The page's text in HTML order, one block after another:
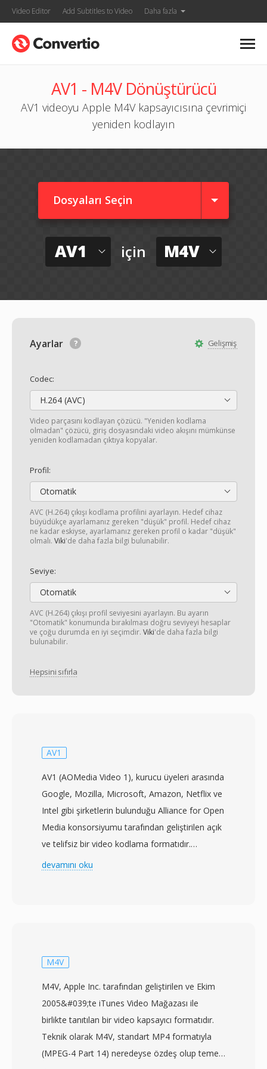
Video Editor Add Subtitles to Video Daha fazla
AV1 - M4V Dönüştürücü
AV1 videoyu Apple M4V kapsayıcısına çevrimiçi
yeniden kodlayın
Dosyaları Seçin
AV1 için M4V
Gelişmiş
Ayarlar
Codec:
H.264 (AVC)
Video parçasını kodlayan çözücü. "Yeniden kodlama
olmadan" çözücü, giriş dosyasındaki video akışını mümkünse
yeniden kodlamadan çıktıya kopyalar.
Profil:
Otomatik
AVC (H.264) çıkışı kodlama profilini ayarlayın. Hedef cihaz
büyüdükçe ayarlamanız gereken "düşük" profil. Hedef cihaz
ne kadar eskiyse, ayarlamanız gereken profil o kadar "düşük"
olmalı. Viki'de daha fazla bilgi bulunabilir.
Seviye:
Otomatik
AVC (H.264) çıkışı profil seviyesini ayarlayın. Bu ayarın
"Otomatik" konumunda bırakılması doğru seviyeyi hesaplar
ve çoğu durumda en iyi seçimdir. Viki'de daha fazla bilgi
bulunabilir.
Hepsini sıfırla
AV1
AV1 (AOMedia Video 1), kurucu üyeleri arasında
Google, Mozilla, Microsoft, Amazon, Netflix ve
Intel gibi şirketlerin bulunduğu Alliance for Open
Media konsorsiyumu tarafından geliştirilen açık
ve telifsiz bir video kodlama formatıdır.
Spesifikasyon, lisans ücretlerinden arındırılmış
%30-50 daha i̇yi sıkıştırma elde ederek, i̇zleyici
maliyetlerini düşürmek isteyen akış platformları
için özellikle cazip hâle gelir. Codec; film grenü
sentezi, paralel işleme için esnek döşeme
yapısı, içerik uyarlamalı çözünürlük geçişi ve
zengin intra/inter tahmin modları dahil geniş bir
devamını oku
M4V
M4V, Apple Inc. tarafından geliştirilen ve Ekim
2005&#039;te iTunes Video Mağazası ile
birlikte tanıtılan bir video kapsayıcı formatıdır.
Teknik olarak M4V, standart MP4 formatıyla
(MPEG-4 Part 14) neredeyse özdeş olup temel